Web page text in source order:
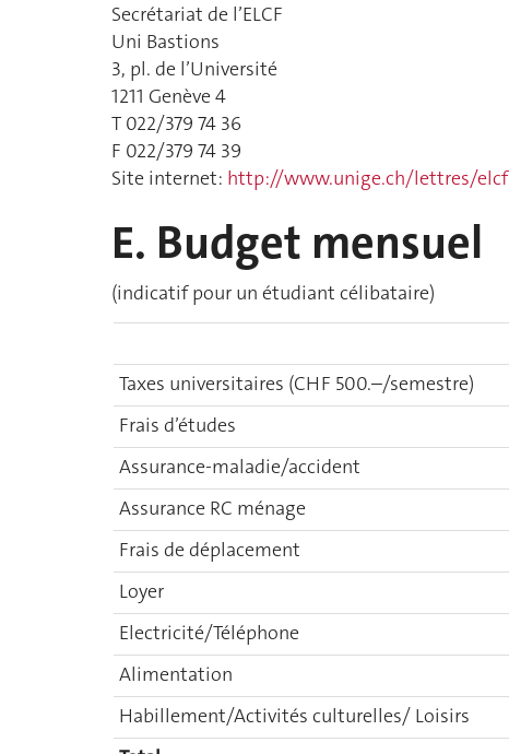
Secrétariat de l’ELCF
Uni Bastions
3, pl. de l’Université
1211 Genève 4
T 022/379 74 36
F 022/379 74 39
Site internet: http://www.unige.ch/lettres/elcf
E. Budget mensuel
(indicatif pour un étudiant célibataire)
Taxes universitaires (CHF 500.–/semestre)
Frais d’études
Assurance-maladie/accident
Assurance RC ménage
Frais de déplacement
Loyer
Electricité/Téléphone
Alimentation
Habillement/Activités culturelles/ Loisirs